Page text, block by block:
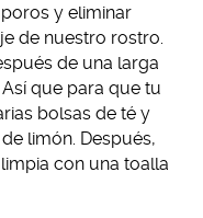
y eliminar
de nuestro rostro.
de una larga
que para que tu
bolsas de té y
limón. Después,
con una toalla